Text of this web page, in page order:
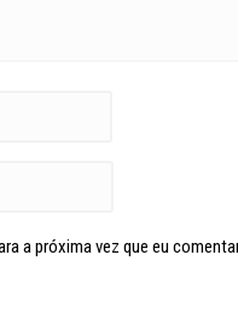
a próxima vez que eu